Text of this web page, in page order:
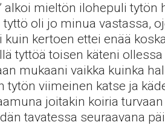
alkoi mieltön ilohepuli
oli jo minua vastassa,
kertoen ettei enää
tyttöä toisen käteni
mukaani vaikka kuinka
viimeinen katse ja
joitakin koiria
tavatessa seuraavana